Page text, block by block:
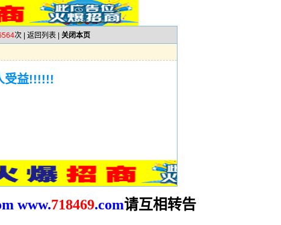
次 | 返回列表 关闭本页
受益!!!!!!
www.718469.com请互相转告